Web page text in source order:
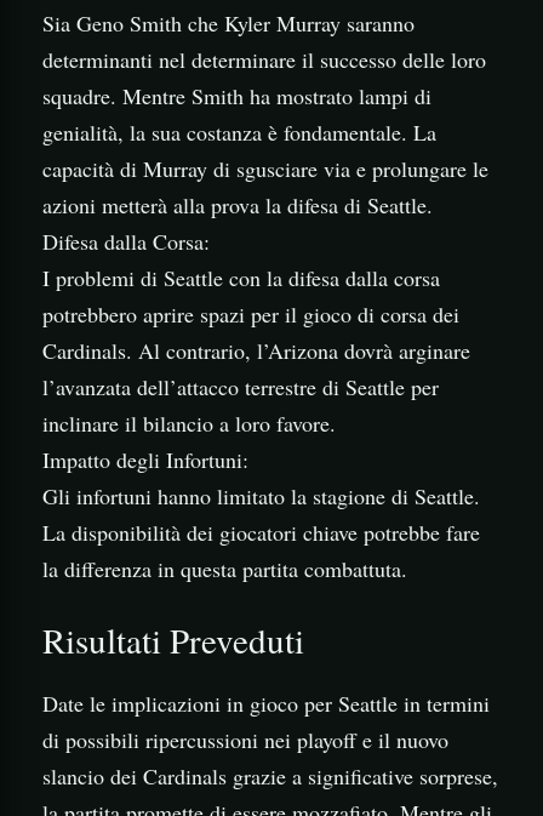
Sia Geno Smith che Kyler Murray saranno
determinanti nel determinare il successo delle loro
squadre. Mentre Smith ha mostrato lampi di
genialità, la sua costanza è fondamentale. La
capacità di Murray di sgusciare via e prolungare le
azioni metterà alla prova la difesa di Seattle.
Difesa dalla Corsa:
I problemi di Seattle con la difesa dalla corsa
potrebbero aprire spazi per il gioco di corsa dei
Cardinals. Al contrario, l’Arizona dovrà arginare
l’avanzata dell’attacco terrestre di Seattle per
inclinare il bilancio a loro favore.
Impatto degli Infortuni:
Gli infortuni hanno limitato la stagione di Seattle.
La disponibilità dei giocatori chiave potrebbe fare
la differenza in questa partita combattuta.
Risultati Preveduti
Date le implicazioni in gioco per Seattle in termini
di possibili ripercussioni nei playoff e il nuovo
slancio dei Cardinals grazie a significative sorprese,